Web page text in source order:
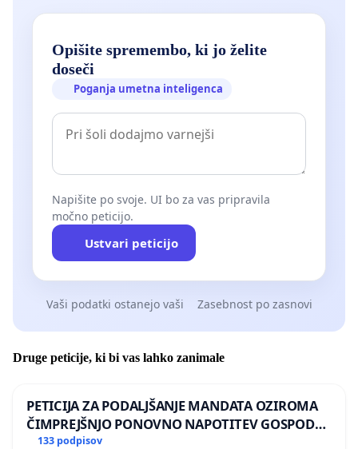
Opišite spremembo, ki jo želite
doseči
Poganja umetna inteligenca
Napišite po svoje. UI bo za vas pripravila
močno peticijo.
Ustvari peticijo
Vaši podatki ostanejo vaši Zasebnost po zasnovi
Druge peticije, ki bi vas lahko zanimale
PETICIJA ZA PODALJŠANJE MANDATA OZIROMA
ČIMPREJŠNJO PONOVNO NAPOTITEV GOSPODA
BERNARDA ŠRAJNERJA NA VELEPOSLANIŠTVO
133 podpisov